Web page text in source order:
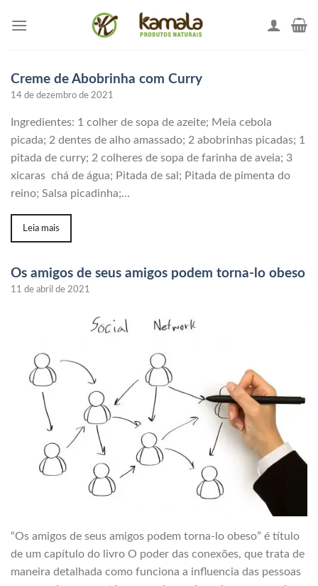
Creme de Abobrinha com Curry
14 de dezembro de 2021
Ingredientes: 1 colher de sopa de azeite; Meia cebola
picada; 2 dentes de alho amassado; 2 abobrinhas picadas; 1
pitada de curry; 2 colheres de sopa de farinha de aveia; 3
xicaras chá de água; Pitada de sal; Pitada de pimenta do
reino; Salsa picadinha;…
Leia mais
Os amigos de seus amigos podem torna-lo obeso
11 de abril de 2021
“Os amigos de seus amigos podem torna-lo obeso” é título
de um capítulo do livro O poder das conexões, que trata de
maneira detalhada como funciona a influencia das pessoas